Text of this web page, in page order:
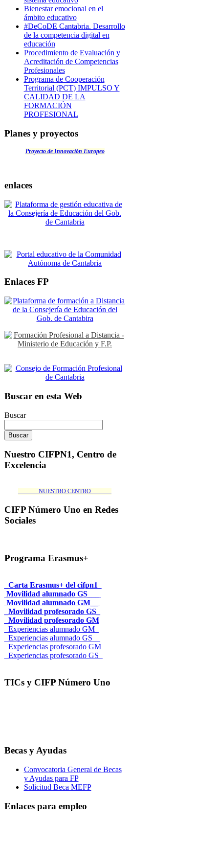
Bienestar emocional en el
ámbito educativo
#DeCoDE Cantabria. Desarrollo
de la competencia digital en
educación
Procedimiento de Evaluación y
Acreditación de Competencias
Profesionales
Programa de Cooperación
Territorial (PCT) IMPULSO Y
CALIDAD DE LA
FORMACIÓN
PROFESIONAL
Planes y proyectos
Proyecto de Innovación Europeo
enlaces
Enlaces FP
Buscar en esta Web
Buscar
Nuestro CIFPN1, Centro de
Excelencia
_______NUESTRO CENTRO_______
CIFP Número Uno en Redes
Sociales
Programa Erasmus+
_Carta Erasmus+ del cifpn1
Movilidad alumnado GS___
Movilidad alumnado GM__
_Movilidad profesorado GS_
_Movilidad profesorado GM
_Experiencias alumnado GM_
_Experiencias alumnado GS__
_Experiencias profesorado GM_
_Experiencias profesorado GS_
TICs y CIFP Número Uno
Becas y Ayudas
Convocatoria General de Becas
y Ayudas para FP
Solicitud Beca MEFP
Enlaces para empleo